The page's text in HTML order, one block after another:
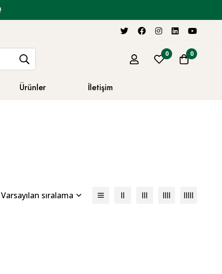
0 0
Ürünler İletişim
Varsayılan sıralama